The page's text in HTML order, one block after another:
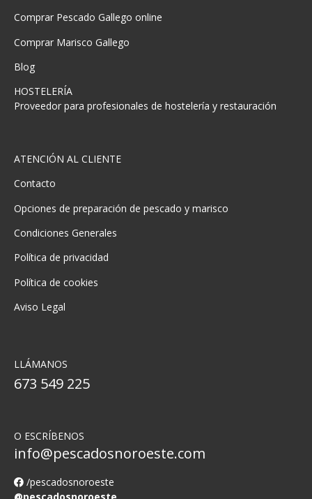
Comprar Pescado Gallego online
Comprar Marisco Gallego
Blog
HOSTELERÍA
Proveedor para profesionales de hostelería y restauración
ATENCIÓN AL CLIENTE
Contacto
Opciones de preparación de pescado y marisco
Condiciones Generales
Política de privacidad
Política de cookies
Aviso Legal
LLÁMANOS
673 549 225
O ESCRÍBENOS
info@pescadosnoroeste.com
/pescadosnoroeste
@pescadosnoroeste